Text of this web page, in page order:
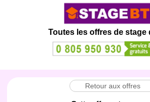
Toutes les offres de stage
Retour aux offres